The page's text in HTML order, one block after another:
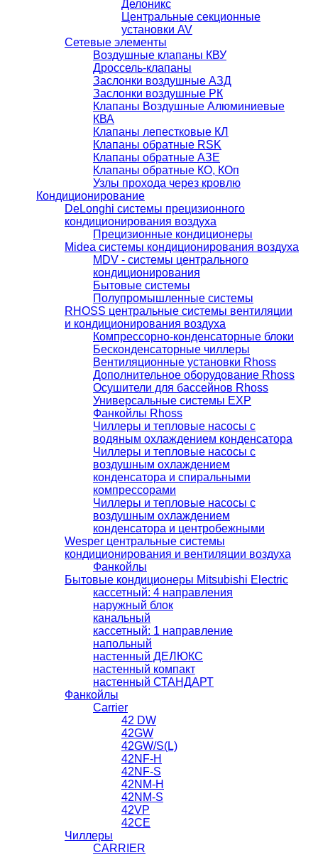
Делоникс
Центральные секционные
установки AV
Сетевые элементы
Воздушные клапаны КВУ
Дроссель-клапаны
Заслонки воздушные АЗД
Заслонки воздушные РК
Клапаны Воздушные Алюминиевые
КВА
Клапаны лепестковые КЛ
Клапаны обратные RSK
Клапаны обратные АЗЕ
Клапаны обратные КО, КОп
Узлы прохода через кровлю
Кондиционирование
DeLonghi системы прецизионного
кондиционирования воздуха
Прецизионные кондиционеры
Midea системы кондиционирования воздуха
MDV - системы центрального
кондиционирования
Бытовые системы
Полупромышленные системы
RHOSS центральные системы вентиляции
и кондиционирования воздуха
Компрессорно-конденсаторные блоки
Бесконденсаторные чиллеры
Вентиляционные установки Rhoss
Дополнительное оборудование Rhoss
Осушители для бассейнов Rhoss
Универсальные системы EXP
Фанкойлы Rhoss
Чиллеры и тепловые насосы с
водяным охлаждением конденсатора
Чиллеры и тепловые насосы с
воздушным охлаждением
конденсатора и спиральными
компрессорами
Чиллеры и тепловые насосы с
воздушным охлаждением
конденсатора и центробежными
Wesper центральные системы
кондиционирования и вентиляции воздуха
Фанкойлы
Бытовые кондиционеры Mitsubishi Electric
кассетный: 4 направления
наружный блок
канальный
кассетный: 1 направление
напольный
настенный ДЕЛЮКС
настенный компакт
настенный СТАНДАРТ
Фанкойлы
Carrier
42 DW
42GW
42GW/S(L)
42NF-H
42NF-S
42NM-H
42NМ-S
42VP
42СЕ
Чиллеры
CARRIER